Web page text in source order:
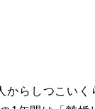
らしつこいく